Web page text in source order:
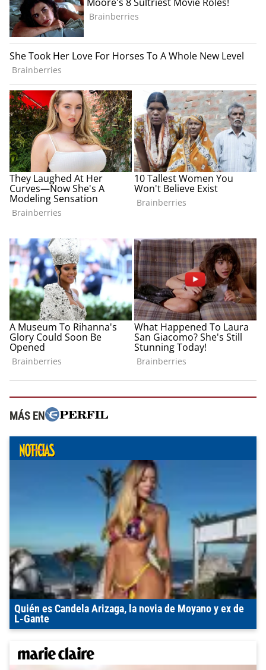
MÁS EN
Quién es Candela Arizaga, la novia de Moyano y ex de
L-Gante